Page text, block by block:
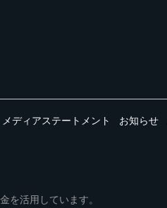
メディアステートメント お知らせ
活用しています。